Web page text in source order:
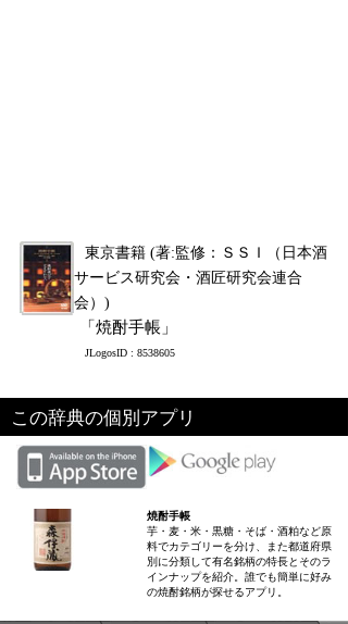
東京書籍 (著:監修：ＳＳＩ（日本酒
サービス研究会・酒匠研究会連合
会）)
「焼酎手帳」
JLogosID : 8538605
この辞典の個別アプリ
焼酎手帳
芋・麦・米・黒糖・そば・酒粕など原
料でカテゴリーを分け、また都道府県
別に分類して有名銘柄の特長とそのラ
インナップを紹介。誰でも簡単に好み
の焼酎銘柄が探せるアプリ。